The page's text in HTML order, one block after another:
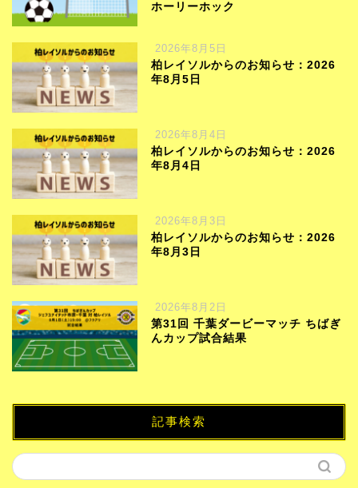
ホーリーホック
2026年8月5日
柏レイソルからのお知らせ：2026
年8月5日
2026年8月4日
柏レイソルからのお知らせ：2026
年8月4日
2026年8月3日
柏レイソルからのお知らせ：2026
年8月3日
2026年8月2日
第31回 千葉ダービーマッチ ちばぎ
んカップ試合結果
記事検索